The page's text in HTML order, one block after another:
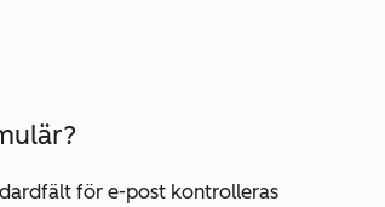
för e-post kontrolleras